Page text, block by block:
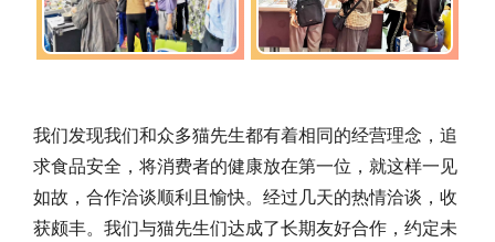
我们发现我们和众多猫先生都有着相同的经营理念，追
求食品安全，将消费者的健康放在第一位，就这样一见
如故，合作洽谈顺利且愉快。 经过几天的热情洽谈， 收
获颇丰。我们与猫先生们达成了长期友好合作，约定未